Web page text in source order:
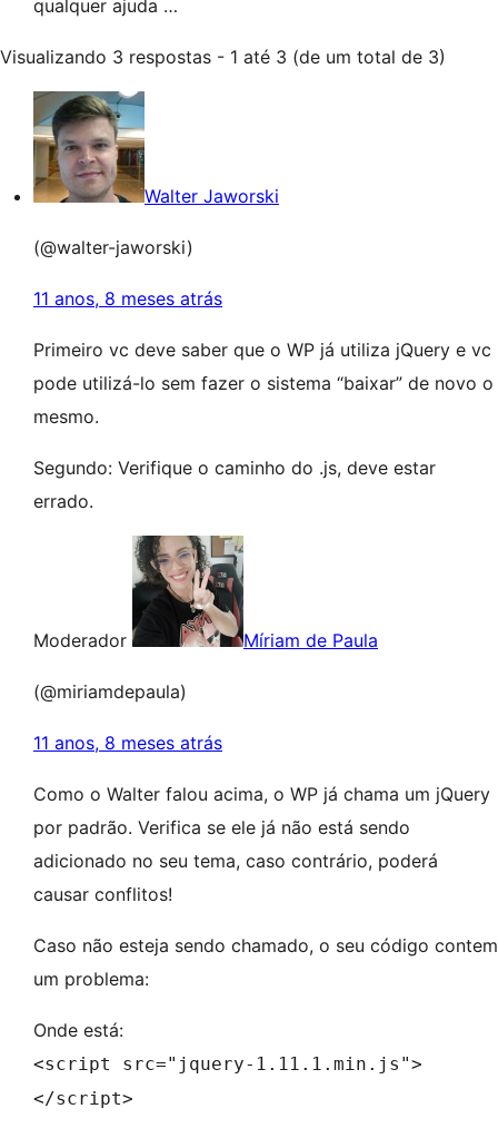
qualquer ajuda …
Visualizando 3 respostas - 1 até 3 (de um total de 3)
Walter Jaworski
(@walter-jaworski)
11 anos, 8 meses atrás
Primeiro vc deve saber que o WP já utiliza jQuery e vc
pode utilizá-lo sem fazer o sistema “baixar” de novo o
mesmo.
Segundo: Verifique o caminho do .js, deve estar
errado.
Moderador Míriam de Paula
(@miriamdepaula)
11 anos, 8 meses atrás
Como o Walter falou acima, o WP já chama um jQuery
por padrão. Verifica se ele já não está sendo
adicionado no seu tema, caso contrário, poderá
causar conflitos!
Caso não esteja sendo chamado, o seu código contem
um problema:
Onde está:
<script src="jquery-1.11.1.min.js">
</script>